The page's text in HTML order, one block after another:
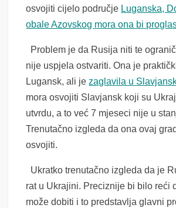
osvojiti cijelo područje Luganska,
obale Azovskog mora ona bi
Problem je da Rusija niti te
nije uspjela ostvariti. Ona je
Lugansk, ali jezaglavila u
mora osvojiti Slavjansk koji su
utvrdu, a to već 7 mjeseci nije u
Trenutačno izgleda da ona ovaj
osvojiti.
Ukratko trenutačno izgleda da je
rat u Ukrajini. Preciznije bi bilo reći
može dobiti i to predstavlja glavni